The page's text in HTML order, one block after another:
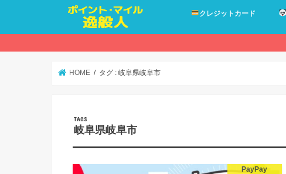
クレジットカード
HOME タグ : 岐阜県岐阜市
岐阜県岐阜市
PayPay